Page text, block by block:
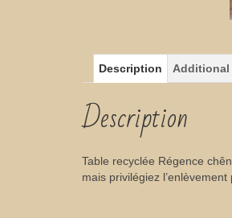
Description
Description
Table recyclée Régence
mais privilégiez